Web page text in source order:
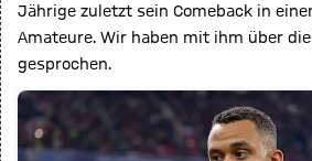
Jährige zuletzt sein Comeback in
Amateure. Wir haben mit ihm über
gesprochen.